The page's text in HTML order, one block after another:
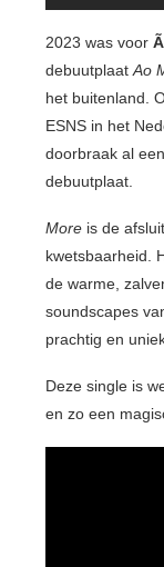
2023 was voor
debuutplaat Ao
het buitenland.
ESNS in het
doorbraak al
debuutplaat.
More is de
kwetsbaarheid.
de warme,
soundscapes
prachtig en
Deze single is
en zo een